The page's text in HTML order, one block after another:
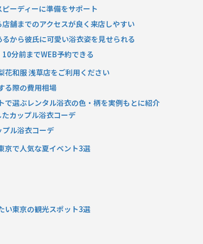
ーディーに準備をサポート
舗までのアクセスが良く来店しやすい
から彼氏に可愛い浴衣姿を見せられる
分前までWEB予約できる
花和服 浅草店をご利用ください
る際の費用相場
選ぶレンタル浴衣の色・柄を実例もとに紹介
カップル浴衣コーデ
ル浴衣コーデ
京で人気な夏イベント3選
い東京の観光スポット3選